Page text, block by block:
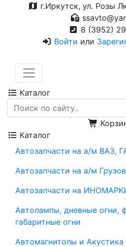
г.Иркутск, ул. Розы
8 (3952)
Войти или
Каталог
Каталог
Автозапчасти на а/м ВАЗ,
Автозапчасти на а/м
Автозапчасти на
Автолампы, дневные огни,
габаритные огни
Автомагнитолы и Акустика